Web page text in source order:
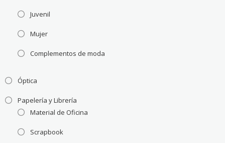
Juvenil
Mujer
Complementos de moda
Óptica
Papelería y Librería
Material de Oficina
Scrapbook